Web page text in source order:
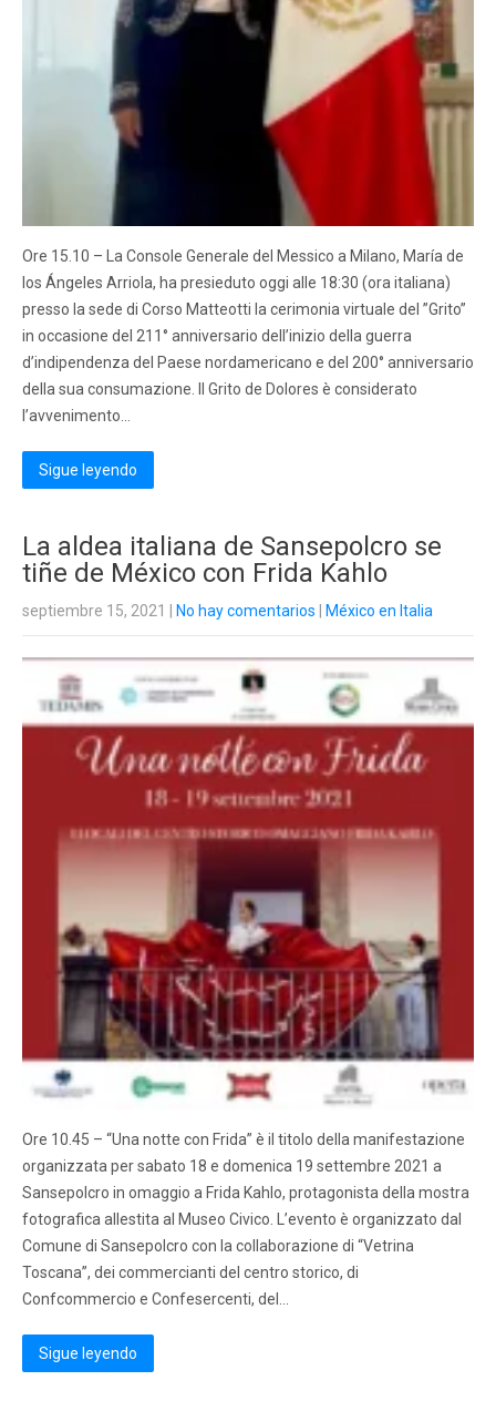
Ore 15.10 – La Console Generale del Messico a Milano, María de
los Ángeles Arriola, ha presieduto oggi alle 18:30 (ora italiana)
presso la sede di Corso Matteotti la cerimonia virtuale del ”Grito”
in occasione del 211° anniversario dell’inizio della guerra
d’indipendenza del Paese nordamericano e del 200° anniversario
della sua consumazione. Il Grito de Dolores è considerato
l’avvenimento…
Sigue leyendo
La aldea italiana de Sansepolcro se
tiñe de México con Frida Kahlo
septiembre 15, 2021 No hay comentarios México en Italia
Ore 10.45 – “Una notte con Frida” è il titolo della manifestazione
organizzata per sabato 18 e domenica 19 settembre 2021 a
Sansepolcro in omaggio a Frida Kahlo, protagonista della mostra
fotografica allestita al Museo Civico. L’evento è organizzato dal
Comune di Sansepolcro con la collaborazione di “Vetrina
Toscana”, dei commercianti del centro storico, di
Confcommercio e Confesercenti, del…
Sigue leyendo